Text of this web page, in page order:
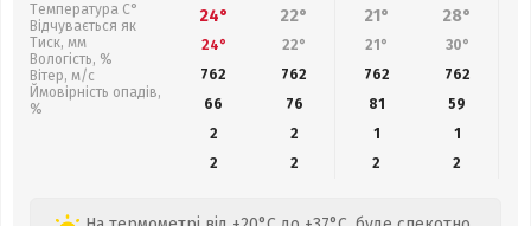
Температура С°
Відчувається як
Тиск, мм
Вологість, %
Вітер, м/с
Ймовірність опадів,
%
24° 22° 21° 28°
24° 22° 21° 30°
762
762 762 762
66
76 81 59
2
2 1
1
2
2 2 2